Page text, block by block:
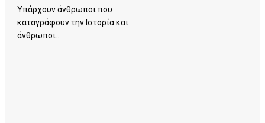
Υπάρχουν άνθρωποι που
καταγράφουν την Ιστορία και
άνθρωποι...